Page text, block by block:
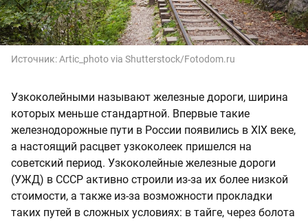
Источник:Artic_photo via Shutterstock/Fotodom.ru
Узкоколейными называют железные дороги, ширина
которых меньше стандартной. Впервые такие
железнодорожные пути в России появились в XIX веке,
а настоящий расцвет узкоколеек пришелся на
советский период. Узкоколейные железные дороги
(УЖД) в СССР активно строили из-за их более низкой
стоимости, а также из-за возможности прокладки
таких путей в сложных условиях: в тайге, через болота